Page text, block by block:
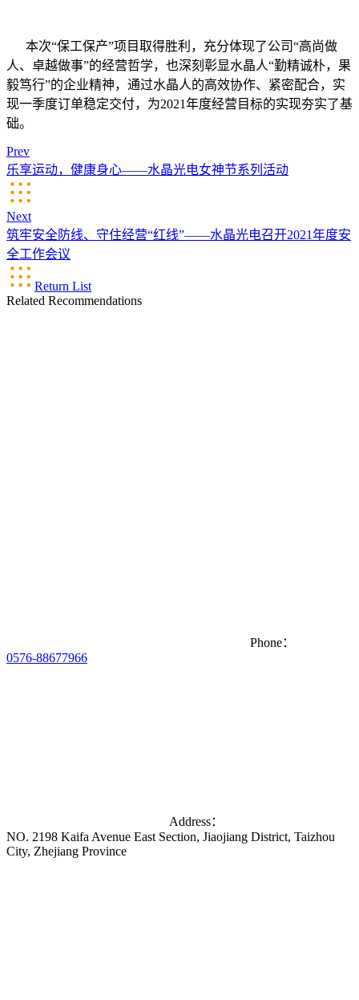
本次“保工保产”项目取得胜利，充分体现了公司“高尚做
人、卓越做事”的经营哲学，也深刻彰显水晶人“勤精诚朴，果
毅笃行”的企业精神，通过水晶人的高效协作、紧密配合，实
现一季度订单稳定交付，为2021年度经营目标的实现夯实了基
础。
Prev
乐享运动，健康身心——水晶光电女神节系列活动
Next
筑牢安全防线、守住经营“红线”——水晶光电召开2021年度安
全工作会议
Return List
Related Recommendations
Phone：
0576-88677966
Address：
NO. 2198 Kaifa Avenue East Section, Jiaojiang District, Taizhou
City, Zhejiang Province